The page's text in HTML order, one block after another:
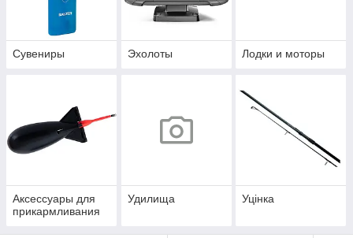
Сувениры Эхолоты Лодки и моторы
Аксессуары для
прикармливания
Удилища Уцінка